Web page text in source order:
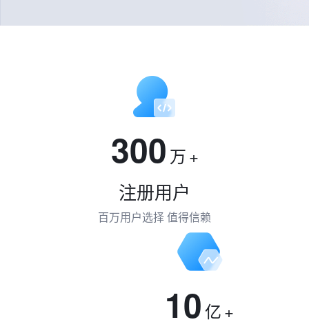
300 万+
注册用户
百万用户选择 值得信赖
10 亿+